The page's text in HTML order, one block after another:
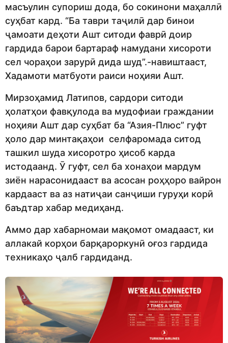
масъулин супориш дода, бо сокинони маҳаллӣ
суҳбат кард. “Ба таври таҷилӣ дар бинои
ҷамоати деҳоти Ашт ситоди фаврӣ доир
гардида барои бартараф намудани хисороти
сел чораҳои зарурӣ дида шуд”.-навиштааст,
Хадамоти матбуоти раиси ноҳияи Ашт.
Мирзоҳамид Латипов, сардори ситоди
ҳолатҳои фавқулода ва мудофиаи граждании
ноҳияи Ашт дар суҳбат ба “Азия-Плюс” гуфт
ҳоло дар минтақаҳои селфаромада ситод
ташкил шуда хисоротро ҳисоб карда
истодаанд. Ӯ гуфт, сел ба хонаҳои мардум
зиён нарасонидааст ва асосан роҳҳоро вайрон
кардааст ва аз натиҷаи санҷиши гуруҳи корӣ
баъдтар хабар медиҳанд.
Аммо дар хабарномаи мақомот омадааст, ки
аллакай корҳои барқароркунӣ оғоз гардида
техникаҳо ҷалб гардиданд.